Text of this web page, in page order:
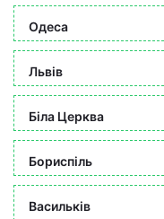
Одеса
Львів
Біла Церква
Бориспіль
Васильків